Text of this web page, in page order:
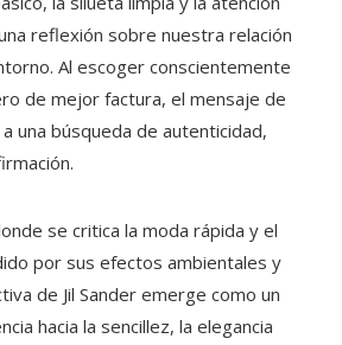
reflexión sobre nuestra relación
Al escoger conscientemente
de mejor factura, el mensaje de
una búsqueda de autenticidad,
se critica la moda rápida y el
por sus efectos ambientales y
de Jil Sander emerge como un
hacia la sencillez, la elegancia